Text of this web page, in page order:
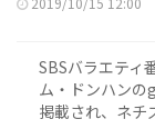
SBSバラエティ
ム・ドンハンの
掲載され、ネチ